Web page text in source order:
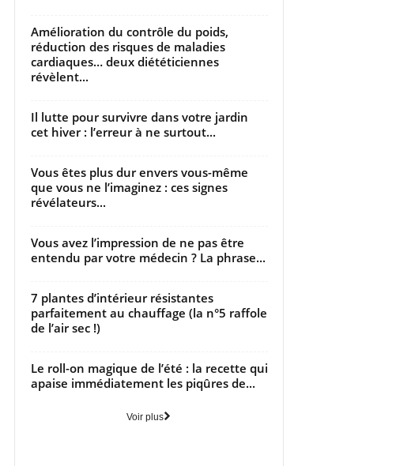
Amélioration du contrôle du poids,
réduction des risques de maladies
cardiaques… deux diététiciennes
révèlent...
Il lutte pour survivre dans votre jardin
cet hiver : l’erreur à ne surtout...
Vous êtes plus dur envers vous-même
que vous ne l’imaginez : ces signes
révélateurs...
Vous avez l’impression de ne pas être
entendu par votre médecin ? La phrase...
7 plantes d’intérieur résistantes
parfaitement au chauffage (la n°5 raffole
de l’air sec !)
Le roll-on magique de l’été : la recette qui
apaise immédiatement les piqûres de...
Voir plus